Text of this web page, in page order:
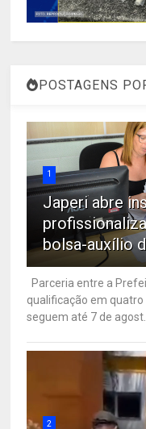
POSTAGENS
1
Japeri abre
bolsa-auxílio
Parceria entre a
qualificação em
seguem até 7 de agost...
2